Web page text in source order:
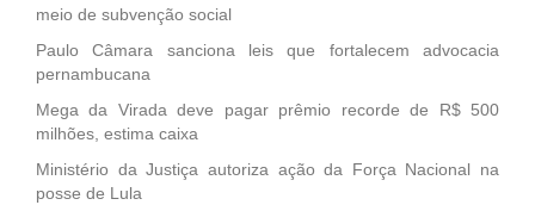
meio de subvenção social
Paulo Câmara sanciona leis que fortalecem advocacia
pernambucana
Mega da Virada deve pagar prêmio recorde de R$ 500
milhões, estima caixa
Ministério da Justiça autoriza ação da Força Nacional na
posse de Lula